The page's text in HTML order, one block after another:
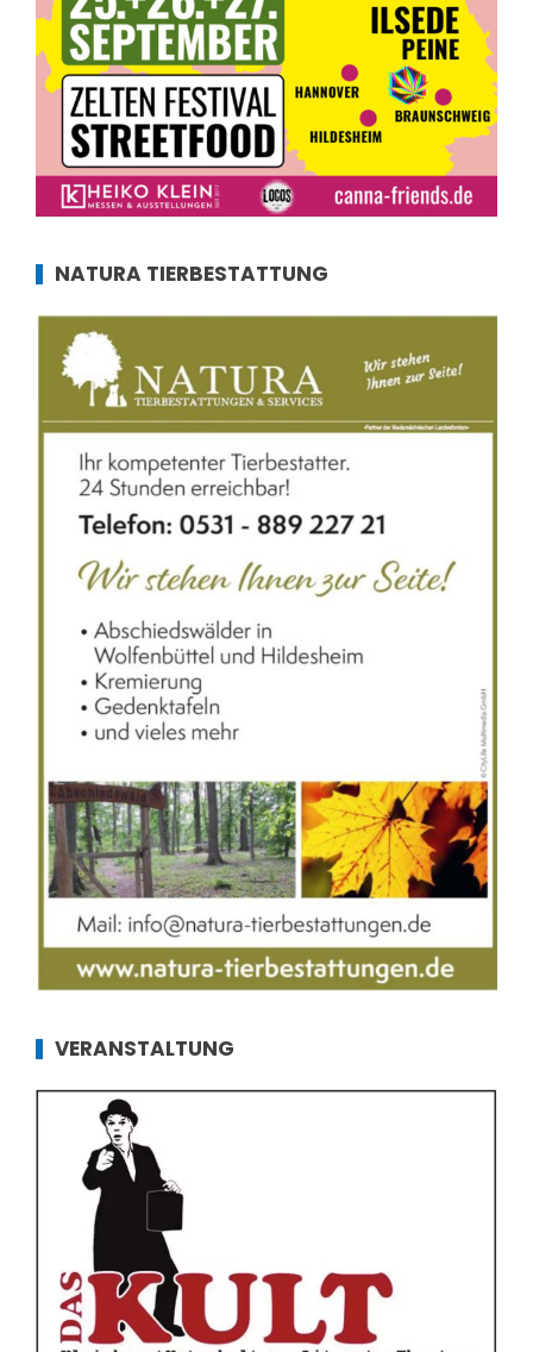
NATURA TIERBESTATTUNG
VERANSTALTUNG